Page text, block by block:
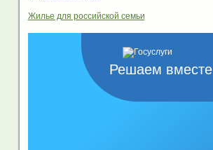
Жилье для российской семьи
Решаем вместе